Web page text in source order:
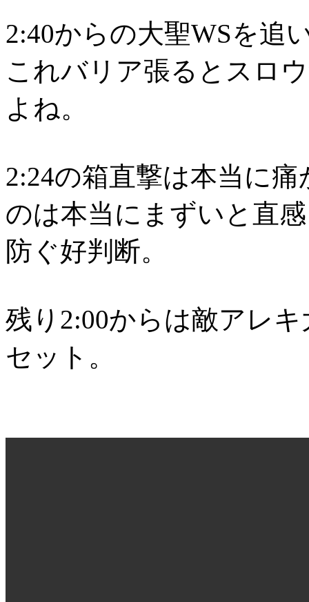
2:40からの大聖WSを追
これバリア張るとスロ
よね。
2:24の箱直撃は本当に
のは本当にまずいと直
防ぐ好判断。
残り2:00からは敵アレ
セット。